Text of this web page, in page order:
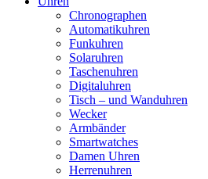
Chronographen
Automatikuhren
Funkuhren
Solaruhren
Taschenuhren
Digitaluhren
Tisch – und Wanduhren
Wecker
Armbänder
Smartwatches
Damen Uhren
Herrenuhren